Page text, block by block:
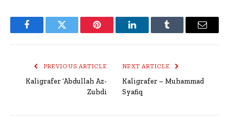
FacebookTwitter Pinterest LinkedInTumblr Email
PREVIOUS ARTICLE
Kaligrafer ‘Abdullah Az-
Zuhdi
NEXT ARTICLE
Kaligrafer – Muhammad
Syafiq